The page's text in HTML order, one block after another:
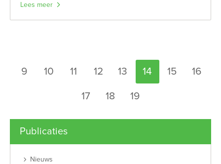
Lees meer
Selecteer een pagina
9 10 11 12 13 14 15
16
17
18 19
Publicaties
Nieuws